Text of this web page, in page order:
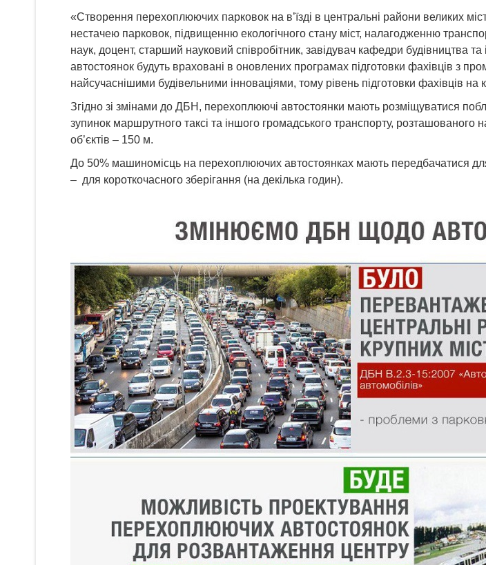
«Створення перехоплюючих парковок на в’їзді в центральні райони великих
нестачею парковок, підвищенню екологічного стану міст, налагодженню
наук, доцент, старший науковий співробітник, завідувач кафедри
автостоянок будуть враховані в оновлених програмах підготовки фахівців з
найсучаснішими будівельними інноваціями, тому рівень підготовки фахівців на
Згідно зі змінами до ДБН, перехоплюючі автостоянки мають розміщуватися
зупинок маршрутного таксі та іншого громадського транспорту, розташованого
об’єктів – 150 м.
До 50% машиномісць на перехоплюючих автостоянках мають передбачатися
– для короткочасного зберігання (на декілька годин).